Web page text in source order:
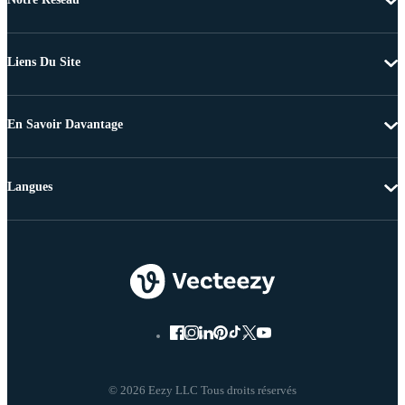
Liens Du Site
En Savoir Davantage
© 2026 Eezy LLC Tous droits réservés
Langues